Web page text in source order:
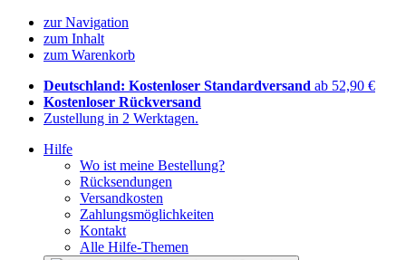
zur Navigation
zum Inhalt
zum Warenkorb
Deutschland: Kostenloser Standardversand ab 52,90 €
Kostenloser Rückversand
Zustellung in 2 Werktagen.
Hilfe
Wo ist meine Bestellung?
Rücksendungen
Versandkosten
Zahlungsmöglichkeiten
Kontakt
Alle Hilfe-Themen